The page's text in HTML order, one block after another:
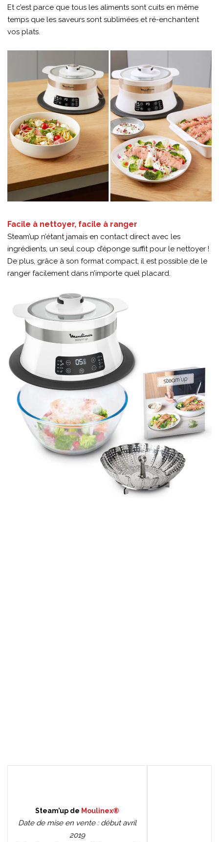
Et c’est parce que tous les aliments sont cuits en même
temps que les saveurs sont sublimées et ré-enchantent
vos plats.
Facile à nettoyer, facile à ranger
Steam’up n’étant jamais en contact direct avec les
ingrédients, un seul coup d’éponge suffit pour le nettoyer !
De plus, grâce à son format compact, il est possible de le
ranger facilement dans n’importe quel placard.
Steam’up de Moulinex®
Date de mise en vente : début avril
2019